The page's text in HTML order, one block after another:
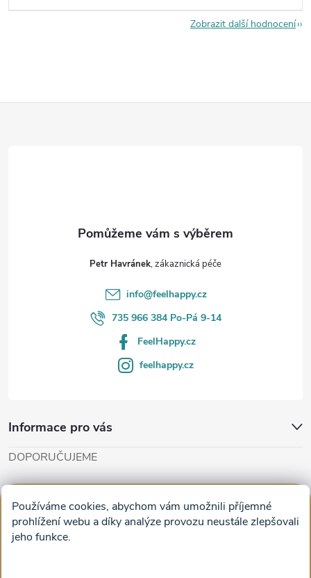
Používáme cookies, abychom vám umožnili příjemné
prohlížení webu a díky analýze provozu neustále zlepšovali
jeho funkce.
Zobrazit další hodnocení
Petr Havránek
info@feelhappy.cz
735 966 384 Po-Pá 9-14
FeelHappy.cz
feelhappy.cz
Informace pro vás
DOPORUČUJEME
Obrazy na plátně na zeď a stěnu do obýváku
Facebook